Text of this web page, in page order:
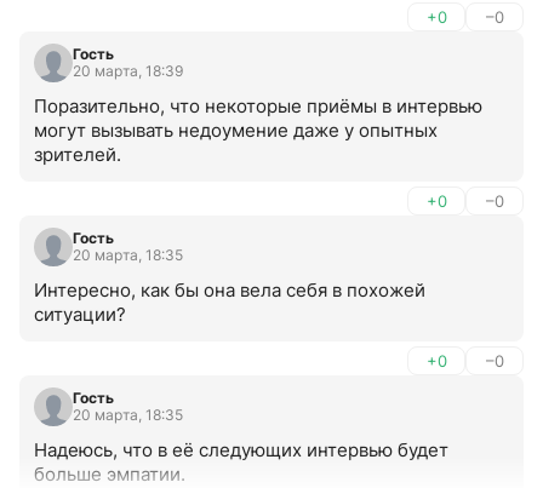
+0 –0
Гость
20 марта, 18:39
Поразительно, что некоторые приёмы в интервью
могут вызывать недоумение даже у опытных
зрителей.
+0 –0
Гость
20 марта, 18:35
Интересно, как бы она вела себя в похожей
ситуации?
+0 –0
Гость
20 марта, 18:35
Надеюсь, что в её следующих интервью будет
больше эмпатии.